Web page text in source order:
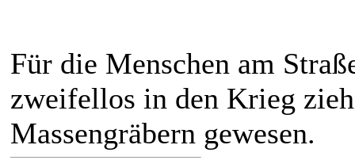
Für die Menschen am
zweifellos in den Krieg
Massengräbern gewesen.